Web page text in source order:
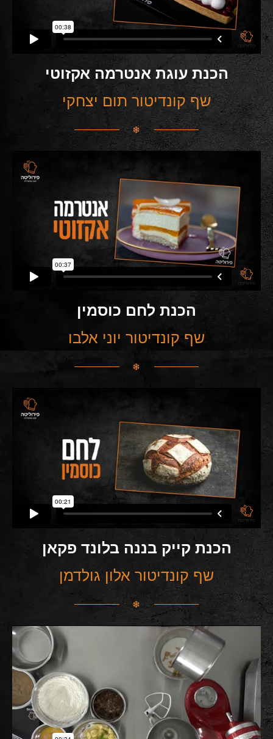
הכנת עוגת אנטרמה אקזוטי
שף קונדיטור תום יצחקי
הכנת לחם כוסמין
שף קונדיטור יוני אלבו
הכנת קייק בננה בלונד פקאן
שף קונדיטור אלון גולדמן